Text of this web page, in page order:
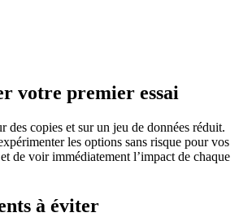
votre premier essai
des copies et sur un jeu de données réduit.
les options sans risque pour vos
de voir immédiatement l’impact de chaque
à éviter